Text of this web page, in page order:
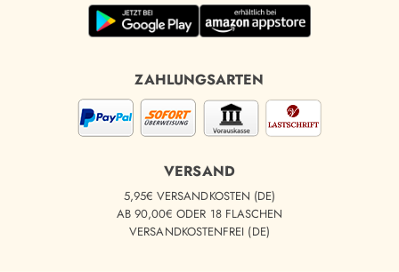
ZAHLUNGSARTEN
VERSAND
5,95€ VERSANDKOSTEN (DE)
AB 90,00€ ODER 18 FLASCHEN
VERSANDKOSTENFREI (DE)